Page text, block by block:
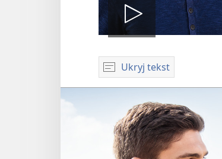
wideo
Ukryj tekst